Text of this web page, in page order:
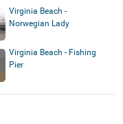
Virginia Beach -
Norwegian Lady
Virginia Beach - Fishing
Pier